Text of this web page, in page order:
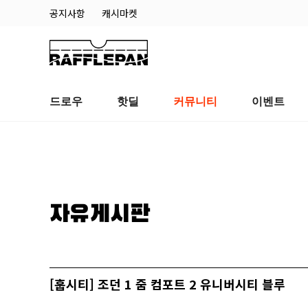
공지사항 캐시마켓
드로우 핫딜 커뮤니티 이벤트
자유게시판
[훕시티] 조던 1 줌 컴포트 2 유니버시티 블루